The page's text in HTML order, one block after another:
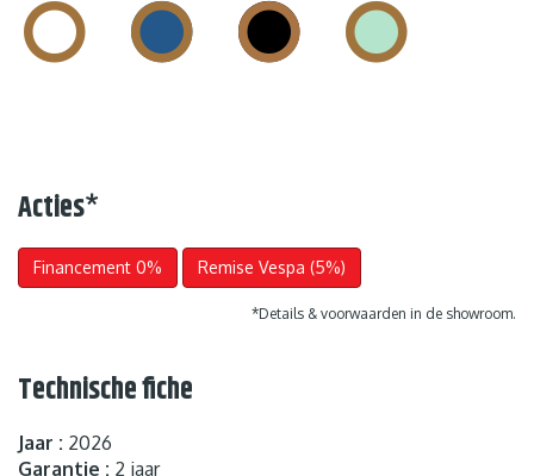
Acties*
Financement 0% Remise Vespa (5%)
*Details & voorwaarden in de showroom.
Technische fiche
Jaar : 2026
Garantie : 2 jaar